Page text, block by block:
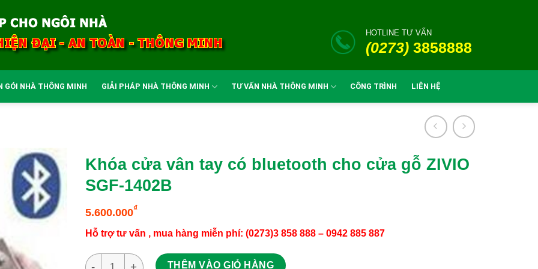
HOTLINE TƯ VẤN
(0273) 3858888
GÓI NHÀ THÔNG MINH GIẢI PHÁP NHÀ THÔNG MINH TƯ VẤN NHÀ THÔNG MINH CÔNG TRÌNH LIÊN HỆ
Khóa cửa vân tay có bluetooth cho cửa gỗ ZIVIO
SGF-1402B
5.600.000₫
Hỗ trợ tư vấn , mua hàng miễn phí: (0273)3 858 888 – 0942 885 887
Khóa cửa vân tay có bluetooth cho cửa gỗ ZIVIO SGF-1402B số lượng
THÊM VÀO GIỎ HÀNG